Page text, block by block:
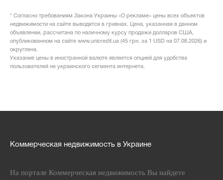
* Согласно требованиям Закона Украины «О рекламе» цены всех объектов
недвижимости на сайте выводятся в гривнах. Цена, указанная в данном
объявлении, рассчитана по наличному курсу продажи долларов США,
опубликованном на сайте www.unicredit.ua (45 грн. за 1 USD на 07.08.2026) и
округлена.
Указание цены в иностранной валюте является опцией для удобства
пользователей не украинского сегмента интернета.
Коммерческая недвижимость в Украине
На портале Коммерческая недвижимость Вы найдете